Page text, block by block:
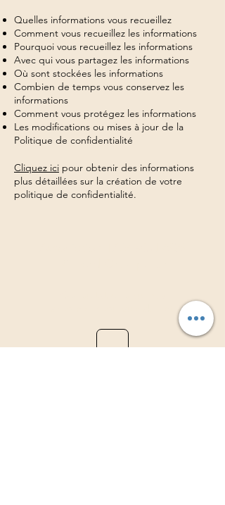
Quelles informations vous recueillez
Comment vous recueillez les informations
Pourquoi vous recueillez les informations
Avec qui vous partagez les informations
Où sont stockées les informations
Combien de temps vous conservez les
informations
Comment vous protégez les informations
Les modifications ou mises à jour de la
Politique de confidentialité
Cliquez ici pour obtenir des informations
plus détaillées sur la création de votre
politique de confidentialité.